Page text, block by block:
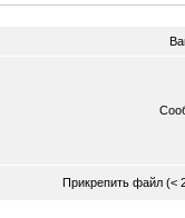
Прикрепить файл (<